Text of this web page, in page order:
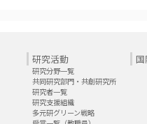
研究活動
研究分野一覧
共同研究部門・共創研究所
研究者一覧
研究支援組織
多元研グリーン戦略